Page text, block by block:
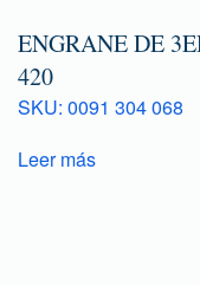
ENGRANE DE
420
SKU: 0091 304 068
Leer más